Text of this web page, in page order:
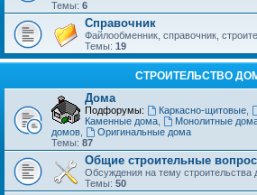
Темы: 6
Справочник
Файлообменник, справочник,
Темы: 19
СТРОИТЕЛЬСТВО
Дома
Подфорумы: Каркасно-щитовые,
Каменные дома
Монолитные
домов
Оригинальные дома
Темы: 87
Общие строительные
Обсуждения на тему строительства
Темы: 50